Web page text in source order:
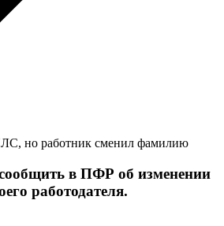
но работник сменил фамилию
в ПФР об изменении
работодателя.